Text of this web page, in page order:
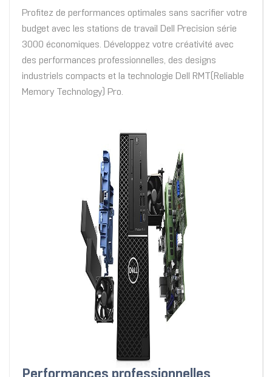
Profitez de performances optimales sans sacrifier votre
budget avec les stations de travail Dell Precision série
3000 économiques. Développez votre créativité avec
des performances professionnelles, des designs
industriels compacts et la technologie Dell RMT(Reliable
Memory Technology) Pro.